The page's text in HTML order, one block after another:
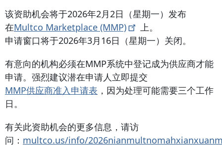
该资助机会将于2026年2月2日（星期一）发布
在Multco Marketplace (MMP)
上。
申请窗口将于2026年3月16日（星期一）关闭。
有意向的机构必须在MMP系统中登记成为供应商才能
申请。强烈建议潜在申请人立即提交
MMP供应商准入申请表 ，因为处理可能需要三个工作
日。
有关此资助机会的更多信息，请访
问： multco.us/info/